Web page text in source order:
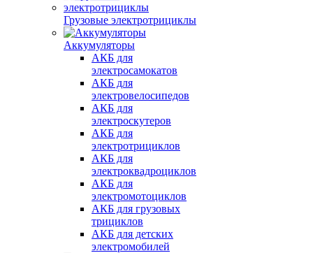
Грузовые электротрициклы
Аккумуляторы
АКБ для
электросамокатов
АКБ для
электровелосипедов
АКБ для
электроскутеров
АКБ для
электротрициклов
АКБ для
электроквадроциклов
АКБ для
электромотоциклов
АКБ для грузовых
трициклов
АКБ для детских
электромобилей